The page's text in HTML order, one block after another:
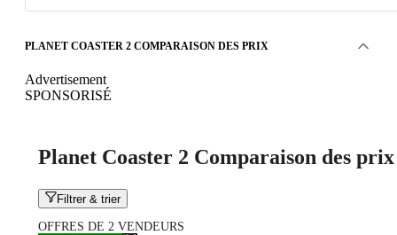
PLANET COASTER 2 COMPARAISON DES PRIX
Advertisement
SPONSORISÉ
Planet Coaster 2 Comparaison des prix
Filtrer & trier
OFFRES DE 2 VENDEURS